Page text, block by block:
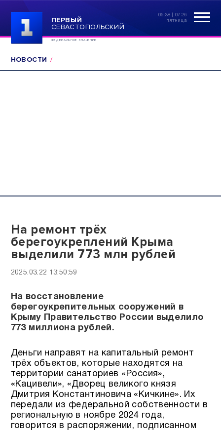
ПЕРВЫЙ
СЕВАСТОПОЛЬСКИЙ
ФЕДЕРАЛЬНОЕ ЗНАЧЕНИЕ
05:38 | 07.26
пятница
НОВОСТИ
На ремонт трёх
берегоукреплений Крыма
выделили 773 млн рублей
2025.03.22 13:50:59
На восстановление
берегоукрепительных сооружений в
Крыму Правительство России выделило
773 миллиона рублей.
Деньги направят на капитальный ремонт
трёх объектов, которые находятся на
территории санаториев «Россия»,
«Кацивели», «Дворец великого князя
Дмитрия Константиновича «Кичкине». Их
передали из федеральной собственности в
региональную в ноябре 2024 года,
говорится в распоряжении, подписанном